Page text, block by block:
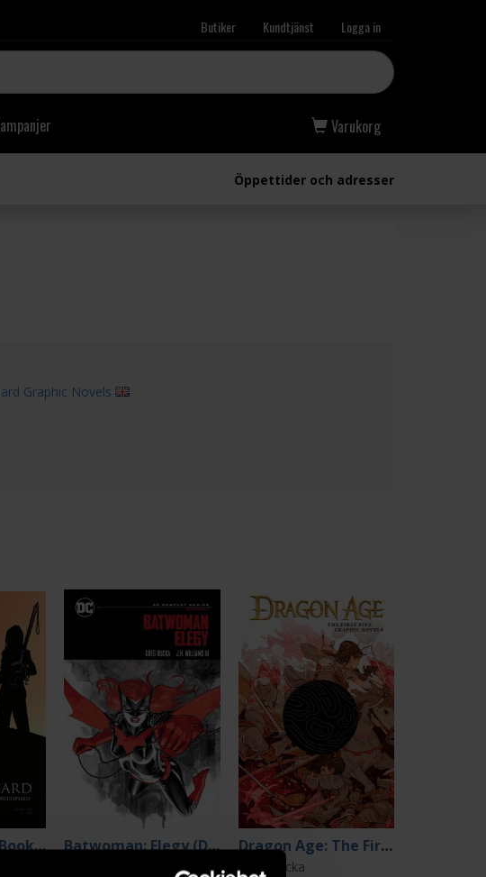
Butiker Kundtjänst Logga in
Varukorg
Öppettider och adresser
Graphic Novels
The Old Guard Book 2: Force Multiplied Batwoman: Elegy (DC Compact Comics Edition) Dragon Age: The First Five Graphic Novels
Greg Rucka